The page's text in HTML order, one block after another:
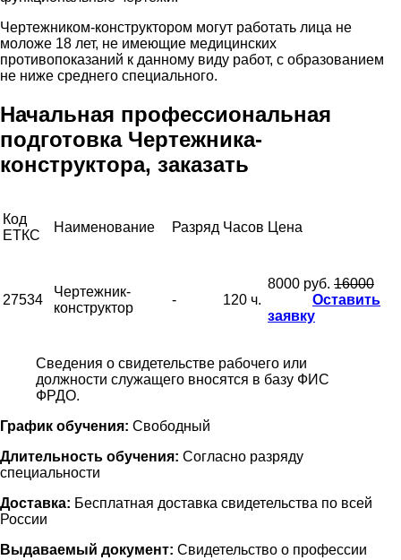
Чертежником-конструктором могут работать лица не
моложе 18 лет, не имеющие медицинских
противопоказаний к данному виду работ, с образованием
не ниже среднего специального.
Начальная профессиональная
подготовка Чертежника-
конструктора, заказать
Код
ЕТКС
Наименование Разряд Часов Цена
27534
Чертежник-
конструктор
- 120 ч.
8000 руб. 16000
Оставить
заявку
Сведения о свидетельстве рабочего или
должности служащего вносятся в базу ФИС
ФРДО.
График обучения: Свободный
Длительность обучения: Согласно разряду
специальности
Доставка: Бесплатная доставка свидетельства по всей
России
Выдаваемый документ: Свидетельство о профессии